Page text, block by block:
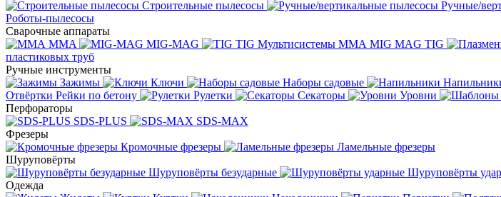
Строительные пылесосы
Ручные/
Роботы-пылесосы
Сварочные аппараты
MMA
MIG-MAG TIG Мультисистемы ММА MIG MAG TIG
пластиковых труб
Ручные инструменты
Зажимы
Ключи Наборы садовые
Отвёртки Рейки по бетону Рулетки Секаторы Уровни
Перфораторы
SDS-PLUS
SDS-MAX
Фрезеры
Кромочные фрезеры
Ламельные фрезеры
Шуруповёрты
Шуруповёрты безударные
Шуруповёрты
Одежда